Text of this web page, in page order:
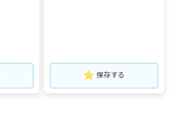
保存する